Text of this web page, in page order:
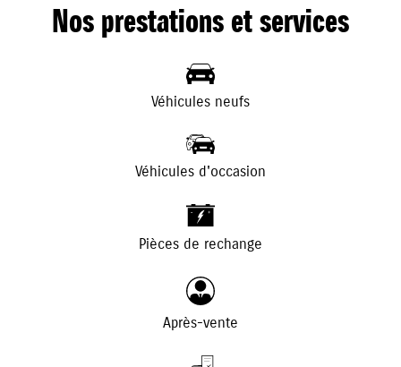
Nos prestations et services
Véhicules neufs
Véhicules d'occasion
- +
Pièces de rechange
Après-vente